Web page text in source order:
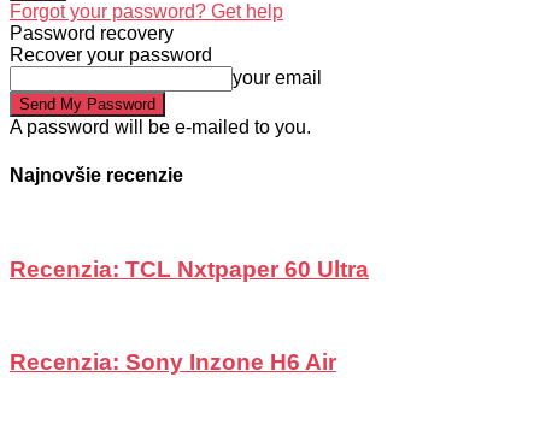
Forgot your password? Get help
Password recovery
Recover your password
your email
A password will be e-mailed to you.
Najnovšie recenzie
Recenzia: TCL Nxtpaper 60 Ultra
Recenzia: Sony Inzone H6 Air